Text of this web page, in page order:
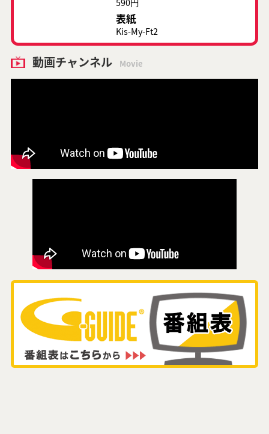
表紙
Kis-My-Ft2
動画チャンネル Movie